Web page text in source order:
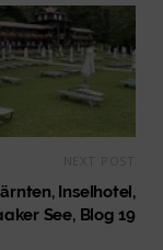
Inselhotel,
See, Blog 19